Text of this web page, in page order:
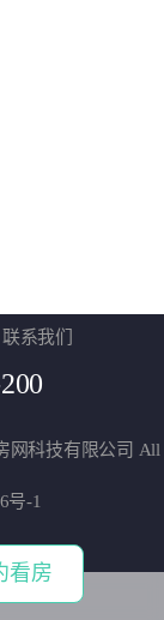
联系我们
网科技有限公司 All
号-1
看房